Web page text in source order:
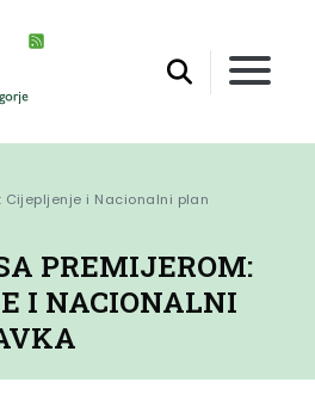
i Nacionalni plan
PREMIJEROM:
I NACIONALNI